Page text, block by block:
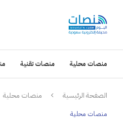
منصات محلية منصات تقنية
الصفحة الرئيسية منصات محلية
منصات محلية